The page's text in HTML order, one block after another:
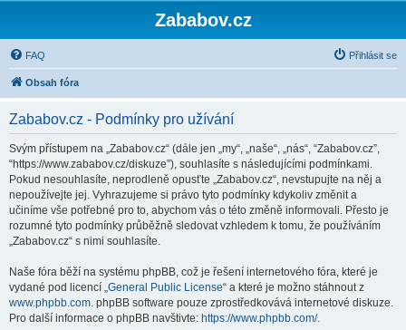
Zababov.cz
FAQ Přihlásit se
Obsah fóra
Zababov.cz - Podmínky pro užívání
Svým přístupem na „Zababov.cz“ (dále jen „my“, „naše“, „nás“, “Zababov.cz”,
“https://www.zababov.cz/diskuze”), souhlasíte s následujícími podmínkami.
Pokud nesouhlasíte, neprodleně opusťte „Zababov.cz“, nevstupujte na něj a
nepoužívejte jej. Vyhrazujeme si právo tyto podmínky kdykoliv změnit a
učiníme vše potřebné pro to, abychom vás o této změně informovali. Přesto je
rozumné tyto podmínky průběžně sledovat vzhledem k tomu, že používáním
„Zababov.cz“ s nimi souhlasíte.
Naše fóra běží na systému phpBB, což je řešení internetového fóra, které je
vydané pod licencí „General Public License“ a které je možno stáhnout z
www.phpbb.com. phpBB software pouze zprostředkovává internetové diskuze.
Pro další informace o phpBB navštivte: https://www.phpbb.com/.